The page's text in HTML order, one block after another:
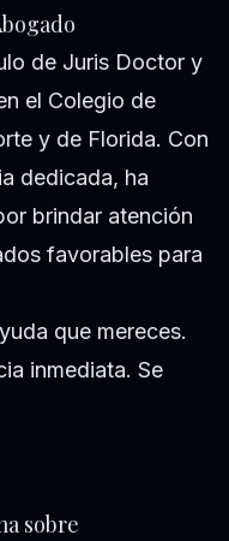
de Juris Doctor y
el Colegio de
y de Florida. Con
dedicada, ha
brindar atención
favorables para
que mereces.
inmediata. Se
sobre